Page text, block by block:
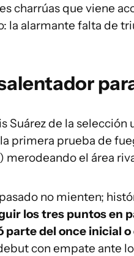
charrúas que viene
la alarmante falta de
Suárez de la
primera prueba de
merodeando el área
no mienten;
los tres puntos en
parte del once inicial
con empate ante